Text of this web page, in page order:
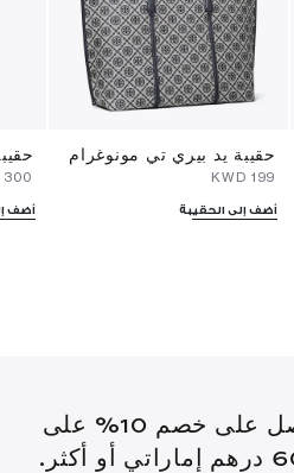
حقيبة يد بيري تي مونوغرام
أضف إلى الحقيبة أضف
لفترة محدودة: احصل على خصم 10% على